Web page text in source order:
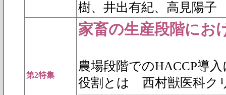
樹、井出有紀、高見陽子
第2特集
家畜の生産段階にお
農場段階でのHACCP導
役割とは 西村獣医科ク